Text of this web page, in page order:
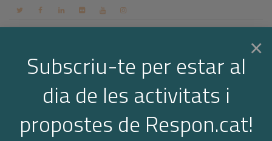
Contacte Espai membres Login CA
Maria Salamero Sansalvadó
Home Òrgan de Govern
Maria Salamero Sansalvadó
×
Subscriu-te per estar al
dia de les activitats i
propostes de Respon.cat!